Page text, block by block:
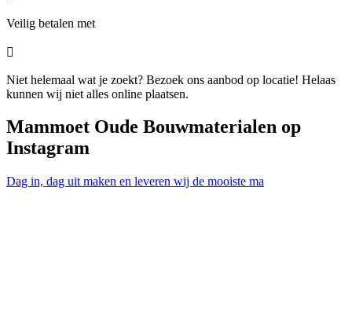
Veilig betalen met

Niet helemaal wat je zoekt? Bezoek ons aanbod op locatie! Helaas
kunnen wij niet alles online plaatsen.
Mammoet Oude Bouwmaterialen op
Instagram
Dag in, dag uit maken en leveren wij de mooiste ma